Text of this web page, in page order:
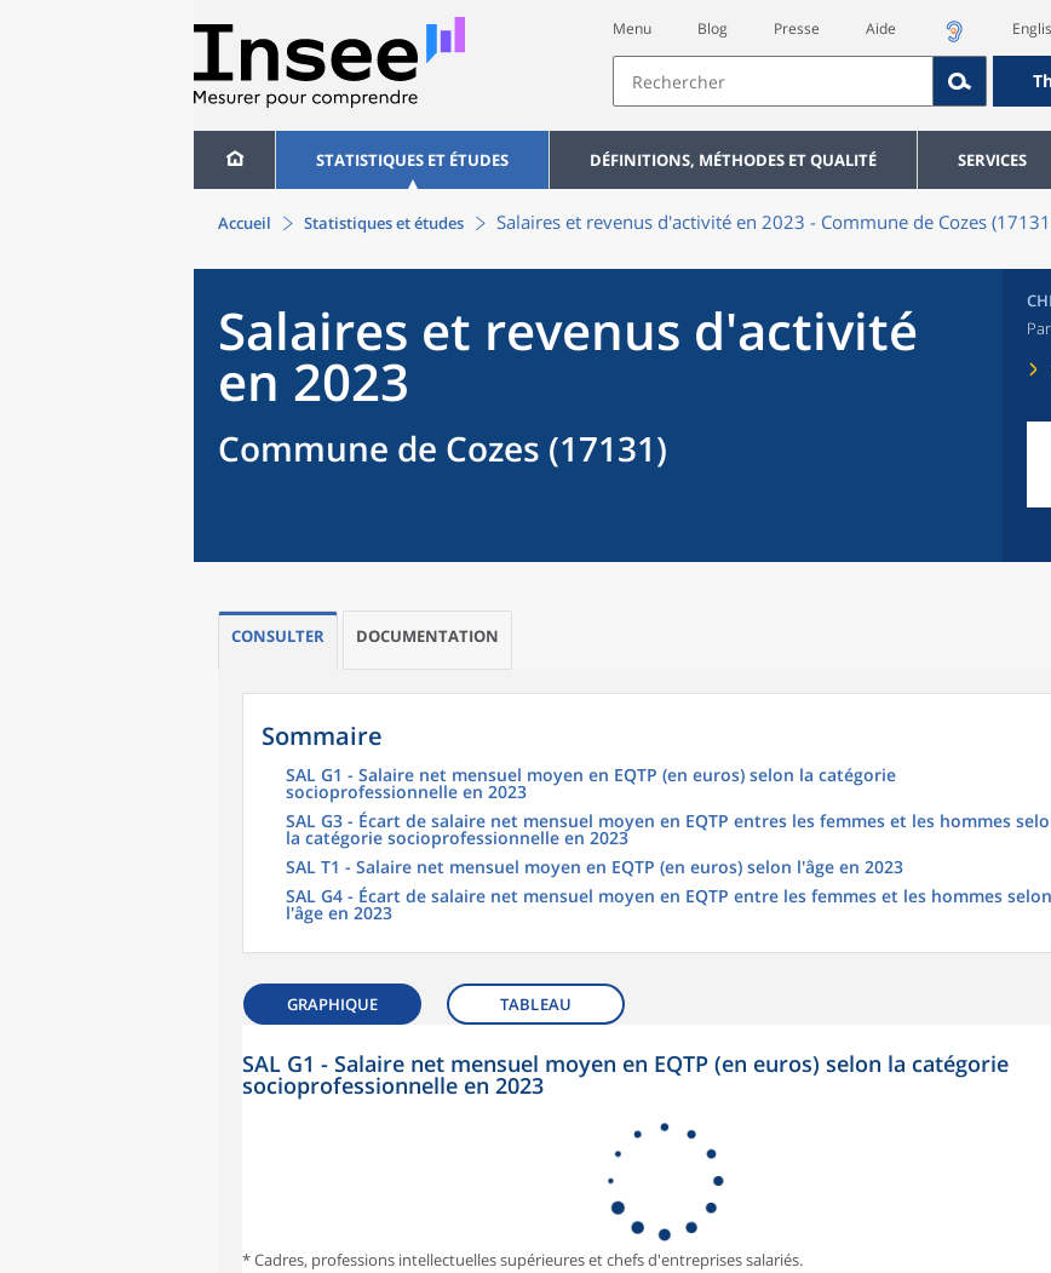
Menu Blog Presse Aide
STATISTIQUES ET ÉTUDES DÉFINITIONS, MÉTHODES ET QUALITÉ SERVICES
Accueil Statistiques et études Salaires et revenus d'activité en 2023 - Commune de Cozes
Salaires et revenus d'activité
en 2023
Commune de Cozes (17131)
CONSULTER DOCUMENTATION
Sommaire
SAL G1 - Salaire net mensuel moyen en EQTP (en euros) selon la catégorie
socioprofessionnelle en 2023
SAL G3 - Écart de salaire net mensuel moyen en EQTP entres les femmes et les hommes
la catégorie socioprofessionnelle en 2023
SAL T1 - Salaire net mensuel moyen en EQTP (en euros) selon l'âge en 2023
SAL G4 - Écart de salaire net mensuel moyen en EQTP entre les femmes et les hommes selon
l'âge en 2023
GRAPHIQUE TABLEAU
SAL G1 - Salaire net mensuel moyen en EQTP (en euros) selon la catégorie
socioprofessionnelle en 2023
* Cadres, professions intellectuelles supérieures et chefs d'entreprises salariés.